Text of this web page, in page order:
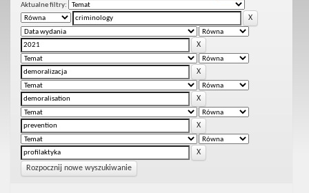
Aktualne filtry:
Rozpocznij nowe wyszukiwanie